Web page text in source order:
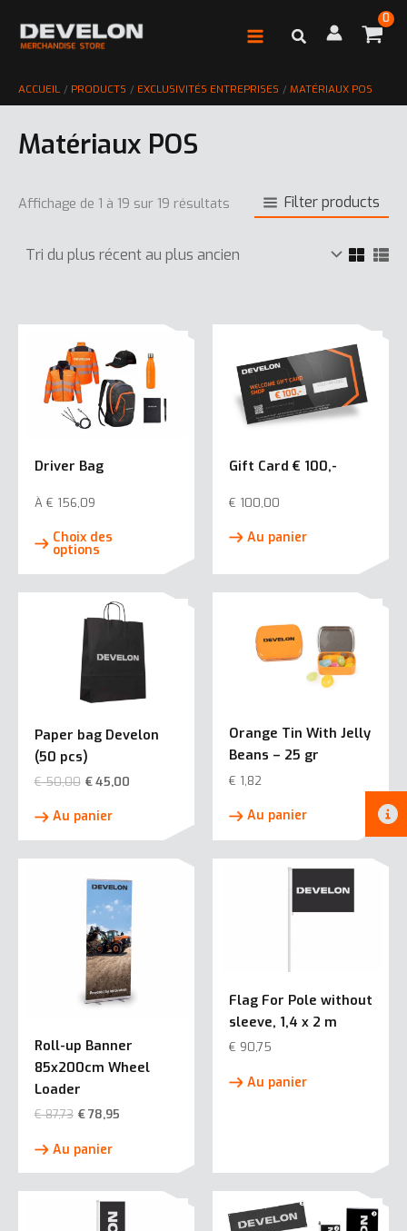
contenu
ACCUEIL PRODUCTS EXCLUSIVITÉS ENTREPRISES MATÉRIAUX POS
Matériaux POS
Affichage de 1 à 19 sur 19 résultats Filter products
Driver Bag
À € 156,09
Choix des
options
a
plusieurs
variations.
produit
Gift Card € 100,-
€ 100,00
Au panier
Paper bag Develon
(50 pcs)
€50,00 €45,00
Au panier
Orange Tin With Jelly
Beans – 25 gr
€ 1,82
Au panier
Roll-up Banner
85x200cm Wheel
Loader
€87,73 €78,95
Au panier
Flag For Pole without
sleeve, 1,4 x 2 m
€ 90,75
Au panier